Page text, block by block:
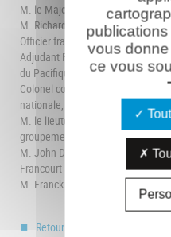
M. le Major Osman, 12th Royal
M. Richard Begg Aumônier
Officier français du
Adjudant Filimoehala, Manager
du Pacifique, 48e RT Agen,
Colonel commandant la
nationale,
M. le lieutenant-colonel Jean-
groupement de Gendarmerie
M. John Dennison, ancien
Francourt Events,
M. Franck Comba, ancien joueur
Retour en images : Hommage
vous
ce vous